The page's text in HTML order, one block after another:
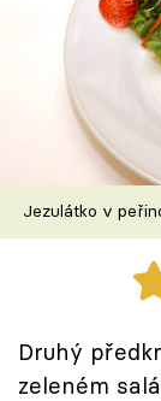
Články
TV
Škola vaření
Recepty z
Speciál:
Sledujte
Jezulátko v
Druhý
zeleném